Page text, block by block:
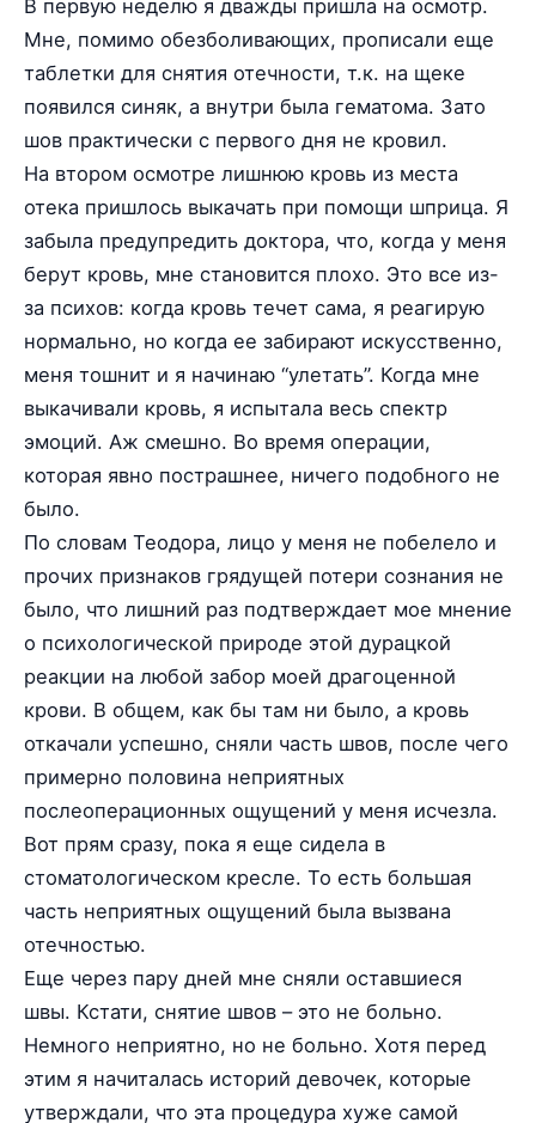
В первую неделю я дважды пришла на осмотр.
Мне, помимо обезболивающих, прописали еще
таблетки для снятия отечности, т.к. на щеке
появился синяк, а внутри была гематома. Зато
шов практически с первого дня не кровил.
На втором осмотре лишнюю кровь из места
отека пришлось выкачать при помощи шприца. Я
забыла предупредить доктора, что, когда у меня
берут кровь, мне становится плохо. Это все из-
за психов: когда кровь течет сама, я реагирую
нормально, но когда ее забирают искусственно,
меня тошнит и я начинаю “улетать”. Когда мне
выкачивали кровь, я испытала весь спектр
эмоций. Аж смешно. Во время операции,
которая явно пострашнее, ничего подобного не
было.
По словам Теодора, лицо у меня не побелело и
прочих признаков грядущей потери сознания не
было, что лишний раз подтверждает мое мнение
о психологической природе этой дурацкой
реакции на любой забор моей драгоценной
крови. В общем, как бы там ни было, а кровь
откачали успешно, сняли часть швов, после чего
примерно половина неприятных
послеоперационных ощущений у меня исчезла.
Вот прям сразу, пока я еще сидела в
стоматологическом кресле. То есть большая
часть неприятных ощущений была вызвана
отечностью.
Еще через пару дней мне сняли оставшиеся
швы. Кстати, снятие швов – это не больно.
Немного неприятно, но не больно. Хотя перед
этим я начиталась историй девочек, которые
утверждали, что эта процедура хуже самой